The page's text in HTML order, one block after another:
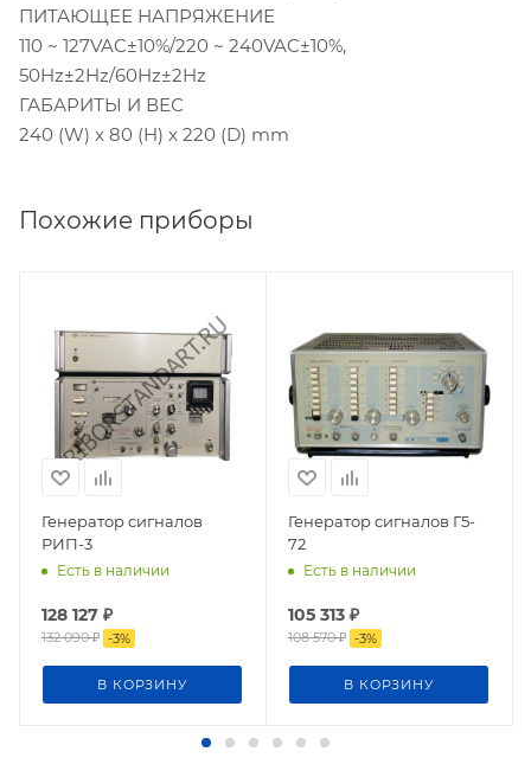
ПИТАЮЩЕЕ НАПРЯЖЕНИЕ
110 ~ 127VAC±10%/220 ~ 240VAC±10%,
50Hz±2Hz/60Hz±2Hz
ГАБАРИТЫ И ВЕС
240 (W) x 80 (H) x 220 (D) mm
Похожие приборы
Генератор сигналов
РИП-3
Есть в наличии
128 127 ₽
132 090₽ -3%
В КОРЗИНУ
Генератор сигналов Г5-
72
Есть в наличии
105 313 ₽
108 570₽ -3%
В КОРЗИНУ